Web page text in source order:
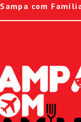
Sampa com